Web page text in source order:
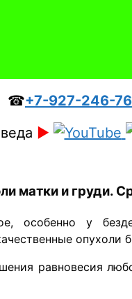
☎+7-927-246-
►
матки и груди.
особенно у
равновесия